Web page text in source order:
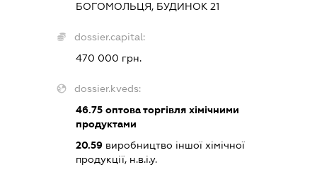
БОГОМОЛЬЦЯ, БУДИНОК 21
dossier.capital:
470 000 грн.
dossier.kveds:
46.75 оптова торгівля хімічними
продуктами
20.59 виробництво іншої хімічної
продукції, н.в.і.у.